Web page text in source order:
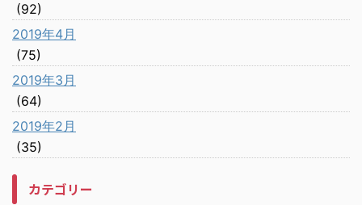
(92)
2019年4月
(75)
2019年3月
(64)
2019年2月
(35)
カテゴリー